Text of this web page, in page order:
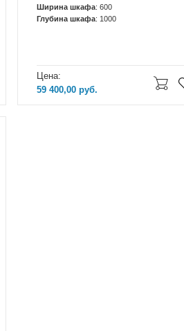
Ширина шкафа: 600
Глубина шкафа: 1000
Цена:
59 400,00руб.